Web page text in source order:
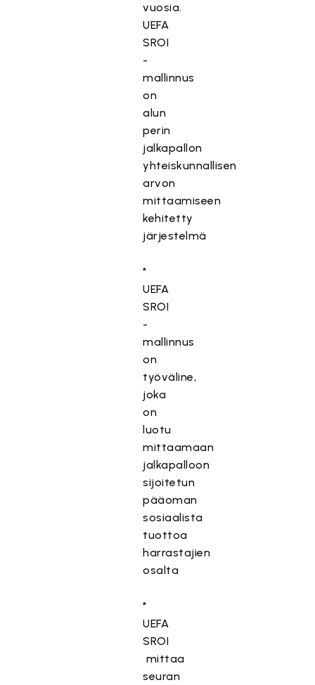
vuosia.
UEFA
SROI
-
mallinnus
on
alun
perin
jalkapallon
yhteiskunnallisen
arvon
mittaamiseen
kehitetty
järjestelmä
*
UEFA
SROI
-
mallinnus
on
työväline,
joka
on
luotu
mittaamaan
jalkapalloon
sijoitetun
pääoman
sosiaalista
tuottoa
harrastajien
osalta
*
UEFA
SROI
mittaa
seuran